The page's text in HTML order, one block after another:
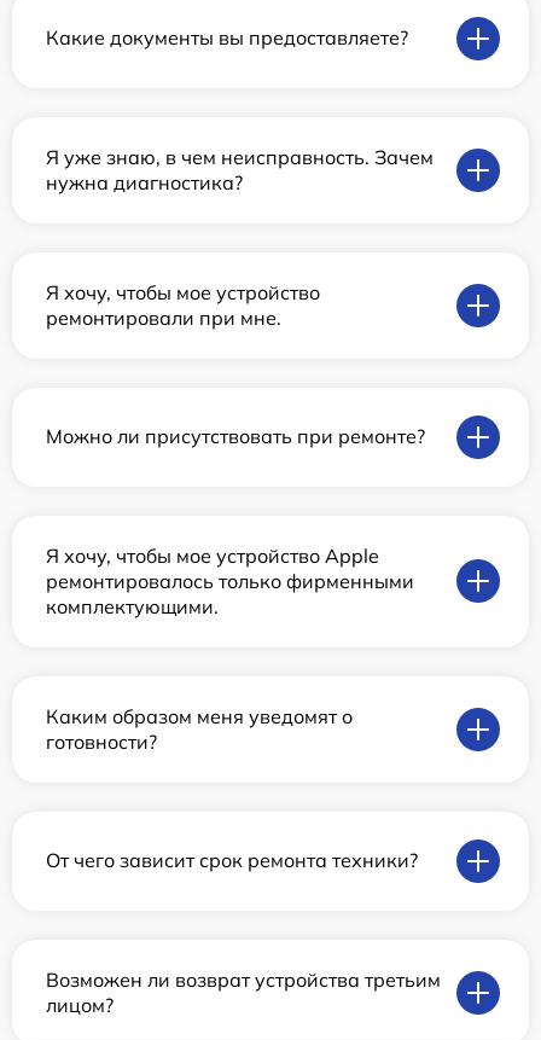
Какие документы вы предоставляете?
Я уже знаю, в чем неисправность. Зачем
нужна диагностика?
Я хочу, чтобы мое устройство
ремонтировали при мне.
Можно ли присутствовать при ремонте?
Я хочу, чтобы мое устройство Apple
ремонтировалось только фирменными
комплектующими.
Каким образом меня уведомят о
готовности?
От чего зависит срок ремонта техники?
Возможен ли возврат устройства третьим
лицом?